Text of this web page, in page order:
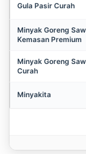
Gula Pasir Curah
Minyak Goreng
Kemasan Premium
Minyak Goreng
Curah
Minyakita